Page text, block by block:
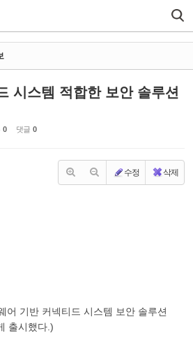
시스템 적합한 보안 솔루션
0 댓글 0
수정 삭제